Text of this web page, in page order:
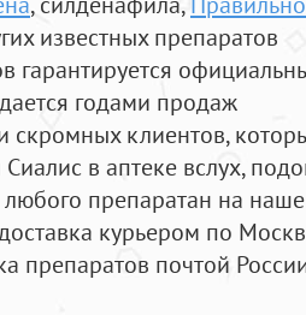
известных препаратов
гарантируется
годами продаж
скромных клиентов,
в аптеке вслух,
препаратан на
курьером по
препаратов почтой